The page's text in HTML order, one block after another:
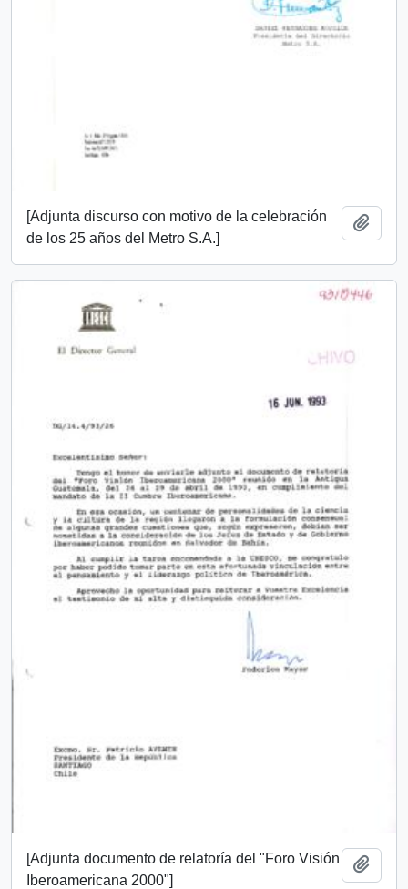
[Adjunta discurso con motivo de la celebración
de los 25 años del Metro S.A.]
[Adjunta documento de relatoría del "Foro Visión
Iberoamericana 2000"]